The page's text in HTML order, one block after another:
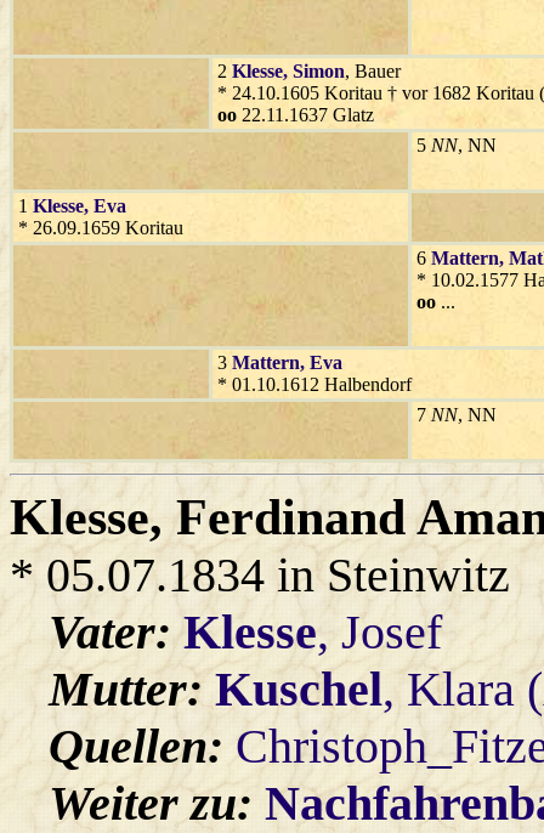
2 Klesse, Simon, Bauer
* 24.10.1605 Koritau † vor 1682 Koritau
oo 22.11.1637 Glatz
5 NN, NN
1 Klesse, Eva
* 26.09.1659 Koritau
6 Mattern,
* 10.02.1577
oo ...
3 Mattern, Eva
* 01.10.1612 Halbendorf
7 NN, NN
Klesse, Ferdinand
* 05.07.1834 in Steinwitz
Vater:Klesse, Josef
Mutter:Kuschel, Klara
Quellen:
Weiter zu: